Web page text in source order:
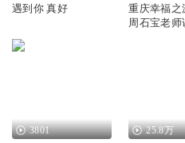
遇到你 真好
重庆幸福之
周石宝老师
3801 25.8万